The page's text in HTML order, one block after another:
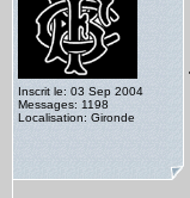
Inscrit le: 03 Sep 2004
Messages: 1198
Localisation: Gironde